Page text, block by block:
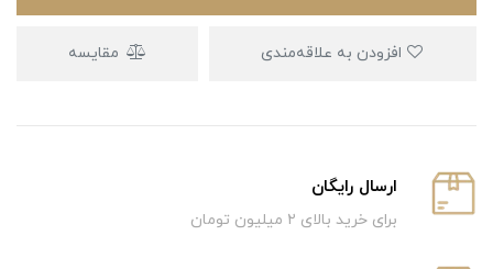
مقایسه
ارسال رایگان
برای خرید بالای ۲ میلیون تومان